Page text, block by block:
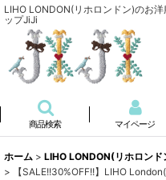
LIHO LONDON(リホロンドン)のお
ップJiJi
商品検索 マイページ
ホーム > LIHO LONDON(リホロンド
>
【SALE!!30%OFF!!】LIHO